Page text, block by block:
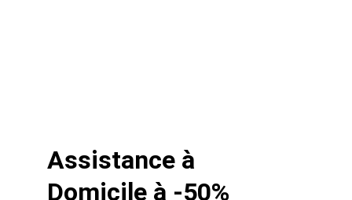
Assistance à
Domicile à -50%